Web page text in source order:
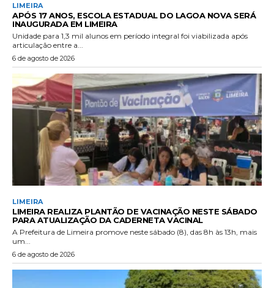
LIMEIRA
APÓS 17 ANOS, ESCOLA ESTADUAL DO LAGOA NOVA SERÁ
INAUGURADA EM LIMEIRA
Unidade para 1,3 mil alunos em período integral foi viabilizada após
articulação entre a...
6 de agosto de 2026
LIMEIRA
LIMEIRA REALIZA PLANTÃO DE VACINAÇÃO NESTE SÁBADO
PARA ATUALIZAÇÃO DA CADERNETA VACINAL
A Prefeitura de Limeira promove neste sábado (8), das 8h às 13h, mais
um...
6 de agosto de 2026